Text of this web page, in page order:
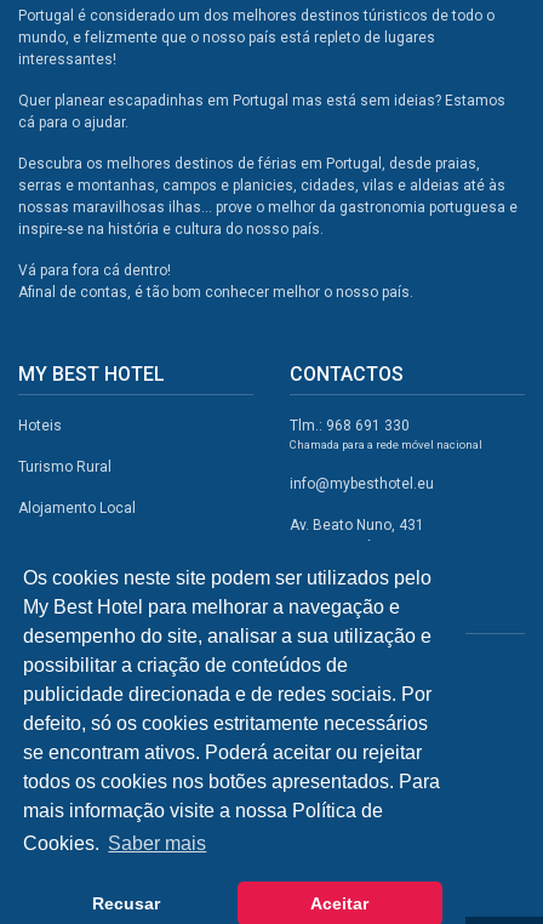
Os cookies neste site podem ser utilizados pelo
My Best Hotel para melhorar a navegação e
desempenho do site, analisar a sua utilização e
possibilitar a criação de conteúdos de
publicidade direcionada e de redes sociais. Por
defeito, só os cookies estritamente necessários
se encontram ativos. Poderá aceitar ou rejeitar
todos os cookies nos botões apresentados. Para
mais informação visite a nossa Política de
Cookies. Saber mais
Recusar Aceitar
Portugal é considerado um dos melhores destinos túristicos de todo o
mundo, e felizmente que o nosso país está repleto de lugares
interessantes!
Quer planear escapadinhas em Portugal mas está sem ideias? Estamos
cá para o ajudar.
Descubra os melhores destinos de férias em Portugal, desde praias,
serras e montanhas, campos e planicies, cidades, vilas e aldeias até às
nossas maravilhosas ilhas... prove o melhor da gastronomia portuguesa e
inspire-se na história e cultura do nosso país.
Vá para fora cá dentro!
Afinal de contas, é tão bom conhecer melhor o nosso país.
MY BEST HOTEL
Hoteis
Turismo Rural
Alojamento Local
Campismo
Atividades
Restaurantes
A Visitar
INFORMAÇÕES
Política de Privacidade
CONTACTOS
Tlm.: 968 691 330
Chamada para a rede móvel nacional
info@mybesthotel.eu
Av. Beato Nuno, 431
2495-401 Fátima
REDES SOCIAIS